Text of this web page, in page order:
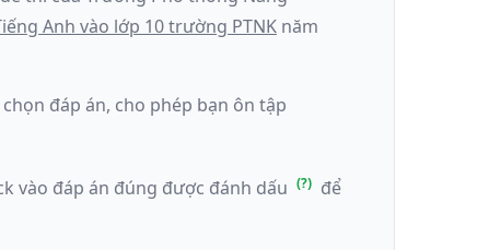
Anh vào lớp 10 trường PTNK năm
đáp án, cho phép bạn ôn tập
vào đáp án đúng được đánh dấu
để